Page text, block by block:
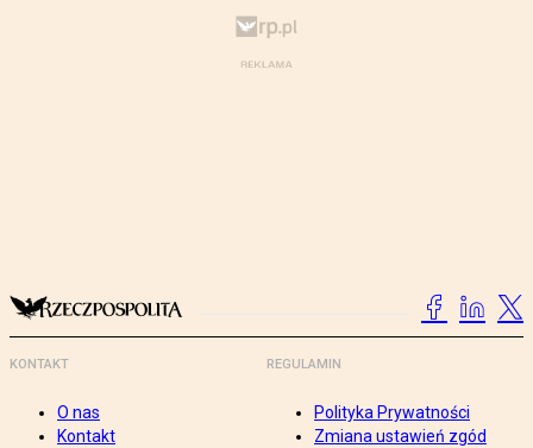
KONTAKT
O nas
Kontakt
REGULAMIN
Polityka Prywatności
Zmiana ustawień zgód